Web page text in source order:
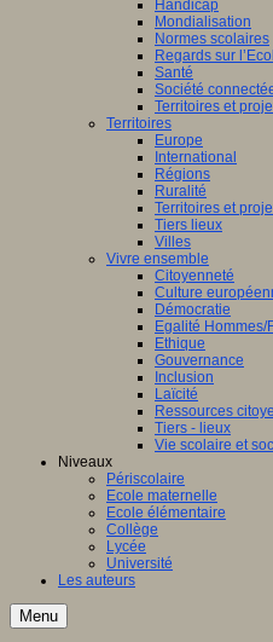
Handicap
Mondialisation
Normes scolaires
Regards sur
Santé
Société
Territoires et
Territoires
Europe
International
Régions
Ruralité
Territoires et
Tiers lieux
Villes
Vivre ensemble
Citoyenneté
Culture
Démocratie
Egalité Hommes/
Ethique
Gouvernance
Inclusion
Laïcité
Ressources
Tiers - lieux
Vie scolaire et
Niveaux
Périscolaire
Ecole maternelle
Ecole élémentaire
Collège
Lycée
Université
Les auteurs
Menu